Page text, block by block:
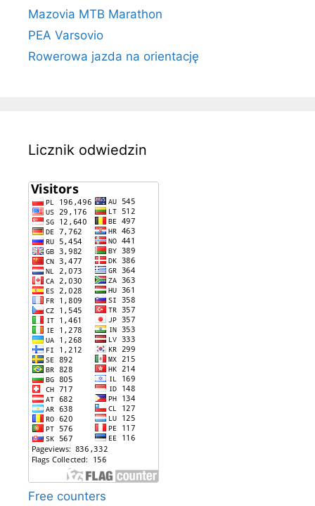
Mazovia MTB Marathon
PEA Varsovio
Rowerowa jazda na orientację
Licznik odwiedzin
Free counters